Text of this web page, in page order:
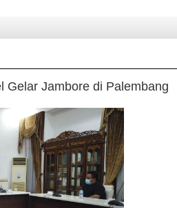
Gelar Jambore di Palembang